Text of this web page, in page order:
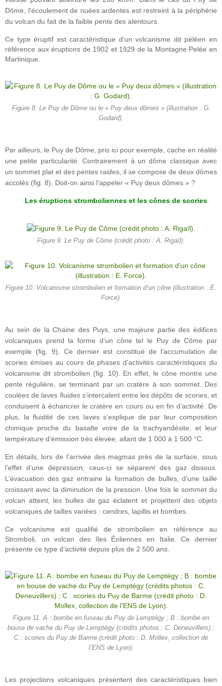
Dôme, l’écoulement de nuées ardentes est restreint à la périphérie
du volcan du fait de la faible pente des alentours.
Ce type éruptif est caractéristique d’un volcanisme dit péléen en
référence aux éruptions de 1902 et 1929 de la Montagne Pelée en
Martinique.
Figure 8. Le Puy de Dôme ou le « Puy deux dômes » (illustration : G.
Godard).
Par ailleurs, le Puy de Dôme, pris ici pour exemple, cache en réalité
une petite particularité. Contrairement à un dôme classique avec
un sommet plat et des pentes raides, il se compose de deux dômes
accolés (fig. 8). Doit-on ainsi l’appeler « Puy deux dômes » ?
Les éruptions stromboliennes et les cônes de scories
Figure 9. Le Puy de Côme (crédit photo : A. Rigaïl).
Figure 10. Volcanisme strombolien et formation d’un cône (illustration : E.
Force).
Au sein de la Chaine des Puys, une majeure partie des édifices
volcaniques prend la forme d’un cône tel le Puy de Côme par
exemple (fig. 9). Ce dernier est constitué de l’accumulation de
scories émises au cours de phases d’activités caractéristiques du
volcanisme dit strombolien (fig. 10). En effet, le cône montre une
pente régulière, se terminant par un cratère à son sommet. Des
coulées de laves fluides s’intercalent entre les dépôts de scories, et
conduisent à échancrer le cratère en cours ou en fin d’activité. De
plus, la fluidité de ces laves s’explique de par leur composition
chimique proche du basalte voire de la trachyandésite, et leur
température d’émission très élevée, allant de 1 000 à 1 500 °C.
En détails, lors de l’arrivée des magmas près de la surface, sous
l’effet d’une dépression, ceux-ci se séparent des gaz dissous.
L’évacuation des gaz entraine la formation de bulles, d’une taille
croissant avec la diminution de la pression. Une fois le sommet du
volcan atteint, les bulles de gaz éclatent et projettent des objets
volcaniques de tailles variées : cendres, lapillis et bombes.
Ce volcanisme est qualifié de strombolien en référence au
Stromboli, un volcan des îles Éoliennes en Italie. Ce dernier
présente ce type d’activité depuis plus de 2 500 ans.
Figure 11. A : bombe en fuseau du Puy de Lemptégy ; B : bombe en
bouse de vache du Puy de Lemptégy (crédits photos : C. Deneuvillers) ;
C : scories du Puy de Barme (crédit photo : D. Mollex, collection de
l’ENS de Lyon).
Les projections volcaniques présentent des caractéristiques bien